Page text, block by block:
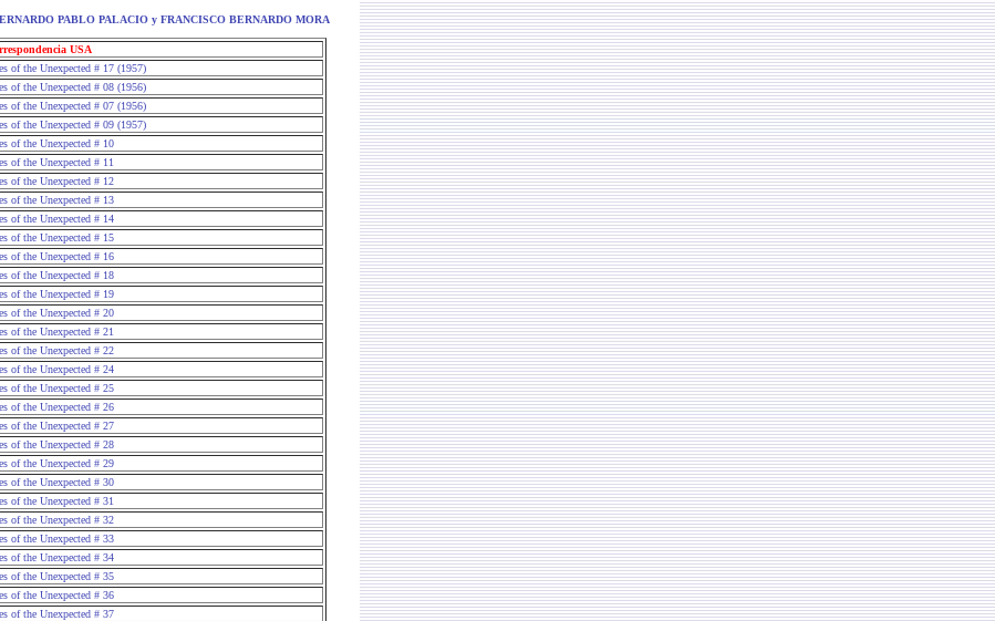
PABLO PALACIO y FRANCISCO BERNARDO MORA
USA
of the Unexpected # 17 (1957)
of the Unexpected # 08 (1956)
of the Unexpected # 07 (1956)
of the Unexpected # 09 (1957)
of the Unexpected # 10
of the Unexpected # 11
of the Unexpected # 12
of the Unexpected # 13
of the Unexpected # 14
of the Unexpected # 15
of the Unexpected # 16
of the Unexpected # 18
of the Unexpected # 19
of the Unexpected # 20
of the Unexpected # 21
of the Unexpected # 22
of the Unexpected # 24
of the Unexpected # 25
of the Unexpected # 26
of the Unexpected # 27
of the Unexpected # 28
of the Unexpected # 29
of the Unexpected # 30
of the Unexpected # 31
of the Unexpected # 32
of the Unexpected # 33
of the Unexpected # 34
of the Unexpected # 35
of the Unexpected # 36
of the Unexpected # 37